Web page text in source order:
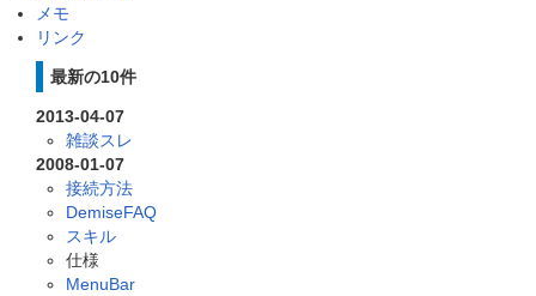
メモ
リンク
最新の10件
2013-04-07
雑談スレ
2008-01-07
接続方法
DemiseFAQ
スキル
仕様
MenuBar